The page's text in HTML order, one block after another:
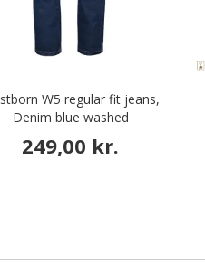
W5 regular fit jeans,
Denim blue washed
249,00 kr.